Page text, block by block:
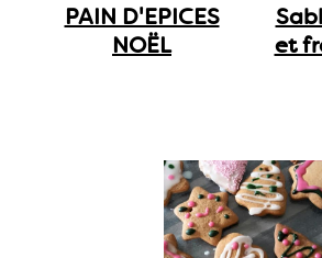
PAIN D'EPICES
NOËL
et